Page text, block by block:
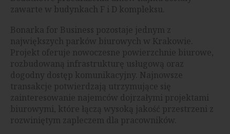
zawarte w budynkach F i D kompleksu.
Bonarka for Business pozostaje jednym z
największych parków biurowych w Krakowie.
Projekt oferuje nowoczesne powierzchnie biurowe,
rozbudowaną infrastrukturę usługową oraz
dogodny dostęp komunikacyjny. Najnowsze
transakcje potwierdzają utrzymujące się
zainteresowanie najemców dojrzałymi projektami
biurowymi, które łączą wysoką jakość przestrzeni z
rozwiniętym zapleczem dla pracowników.